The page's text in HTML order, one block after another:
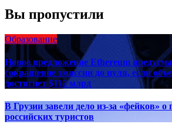
Вы пропустили
Образование
Новое предложение Ethereum
сокращение эмиссии до нуля, если
достигнет $112 млрд
В Грузии завели дело из-за «фейков» о
российских туристов